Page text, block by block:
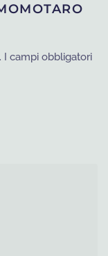
I campi obbligatori